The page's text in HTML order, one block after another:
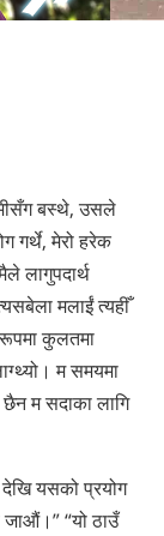
बस्थे, उसले
गर्थे, मेरो हरेक
लागुपदार्थ
मलाईं त्यहीँ
कुलतमा
म समयमा
म सदाका लागि
देखि यसको प्रयोग
“यो ठाउँ